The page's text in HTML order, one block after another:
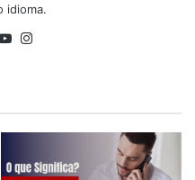
idioma.
X YouTube